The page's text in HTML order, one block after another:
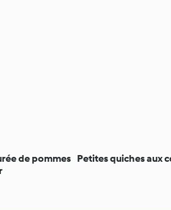
de pommes Petites quiches aux